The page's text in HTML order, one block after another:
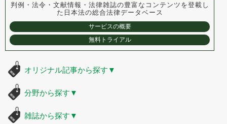
判例・法令・文献情報・法律雑誌の豊富なコンテンツを登載し
た 日本法の総合法律データベース
サービスの概要
無料トライアル
オリジナル記事から探す ▼
分野から探す ▼
雑誌から探す ▼